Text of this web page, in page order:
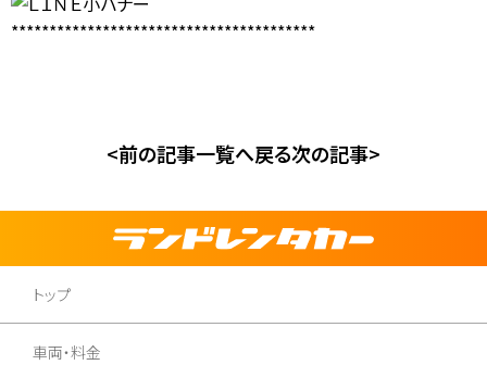
****************************************
<前の記事一覧へ戻る次の記事>
トップ
車両・料金